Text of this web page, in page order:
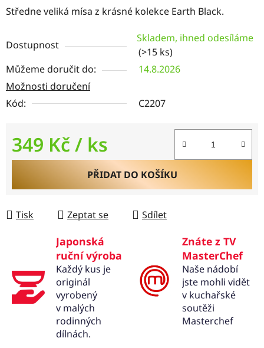
Středne veliká mísa z krásné kolekce Earth Black.
Dostupnost
Skladem, ihned odesíláme
(>15 ks)
Můžeme doručit do:
14.8.2026
Možnosti doručení
Kód:
C2207
349 Kč/ ks
Měrná cena:
PŘIDAT DO KOŠÍKU
Tisk Zeptat se Sdílet
Japonská
ruční výroba
Každý kus je
originál
vyrobený
v malých
rodinných
dílnách.
Znáte z TV
MasterChef
Naše nádobí
jste mohli vidět
v kuchařské
soutěži
Masterchef